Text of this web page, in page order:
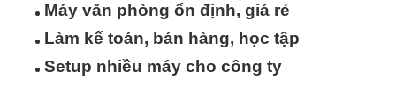
Máy văn phòng ổn định, giá rẻ
Làm kế toán, bán hàng, học tập
Setup nhiều máy cho công ty